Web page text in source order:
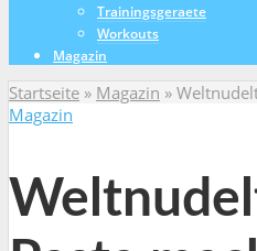
Trainingsgeraete
Workouts
Magazin
Startseite » Magazin »
Magazin